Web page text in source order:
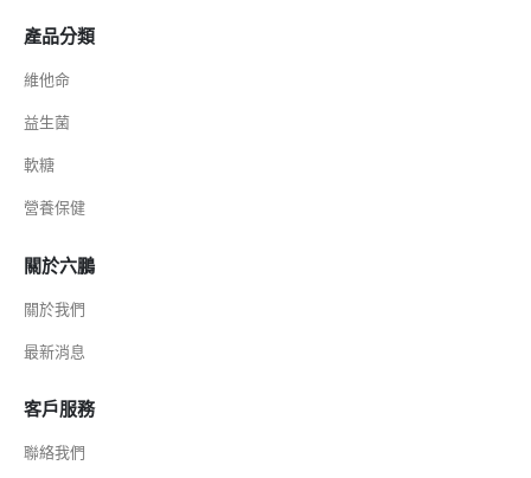
產品分類
維他命
益生菌
軟糖
營養保健
關於六鵬
關於我們
最新消息
客戶服務
聯絡我們